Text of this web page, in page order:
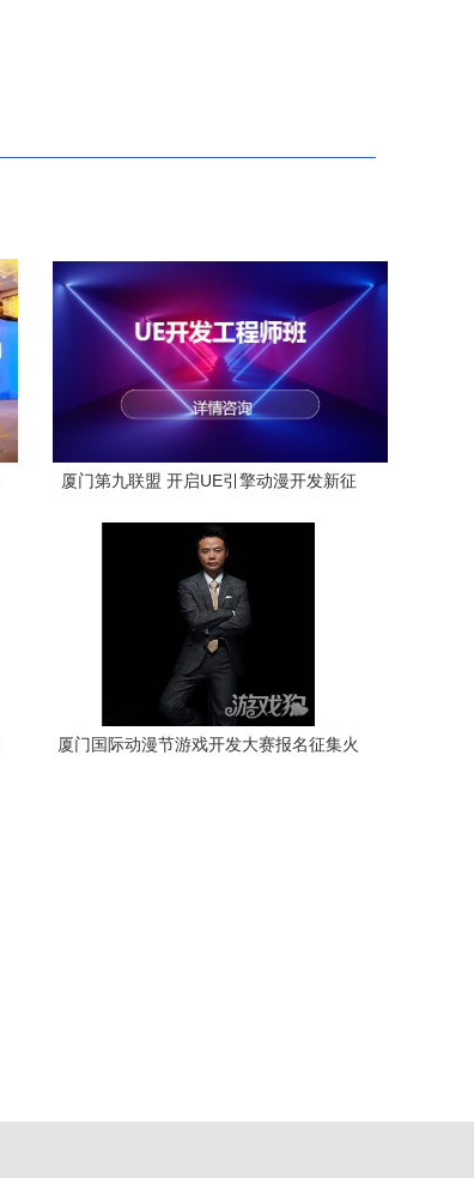
厦门第九联盟 开启UE引擎动漫开发新征
厦门国际动漫节游戏开发大赛报名征集火